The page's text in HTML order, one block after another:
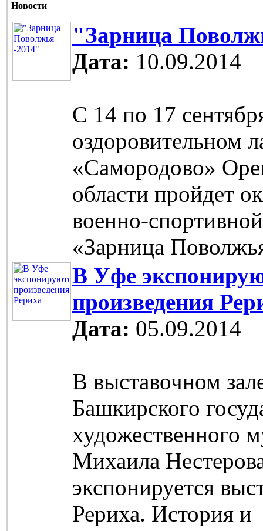
Новости
"Зарница
Дата: 10.09.2014
С 14 по 17
оздоровительном
«Самородово»
области пройдет
военно-
«Зарница
В Уфе
произведения
Дата: 05.09.2014
В выставочном
Башкирского
художественного
Михаила
экспонируется
Рериха. История и